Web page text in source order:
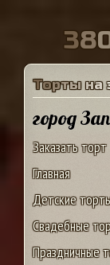
38
Торты на
город
Заказать торт
Главная
Детские
Свадебные
Праздничные